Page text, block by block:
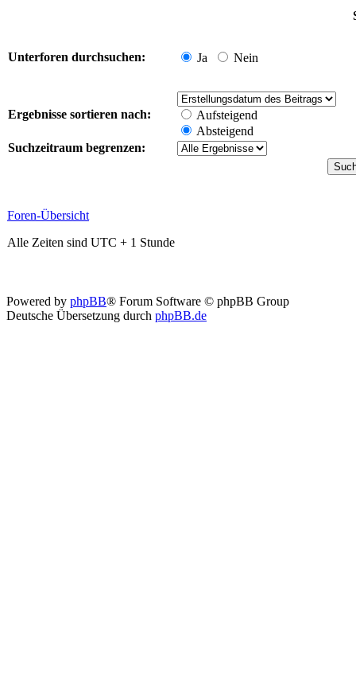
Unterforen durchsuchen: Ja Nein
Ergebnisse sortieren nach:
Aufsteigend
Absteigend
Suchzeitraum begrenzen:
Foren-Übersicht
Alle Zeiten sind UTC + 1 Stunde
Powered by phpBB® Forum Software © phpBB Group
Deutsche Übersetzung durch phpBB.de